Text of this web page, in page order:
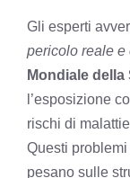
Gli esperti
pericolo reale e
Mondiale della
l’esposizione
rischi di
Questi
pesano sulle